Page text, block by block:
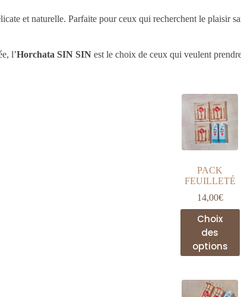
et naturelle. Parfaite pour ceux qui recherchent le plaisir
l’Horchata SIN SIN est le choix de ceux qui veulent
PACK
FEUILLETÉ
14,00€
Choix
des
options
Ce
produit
a
plusieurs
options
peuvent